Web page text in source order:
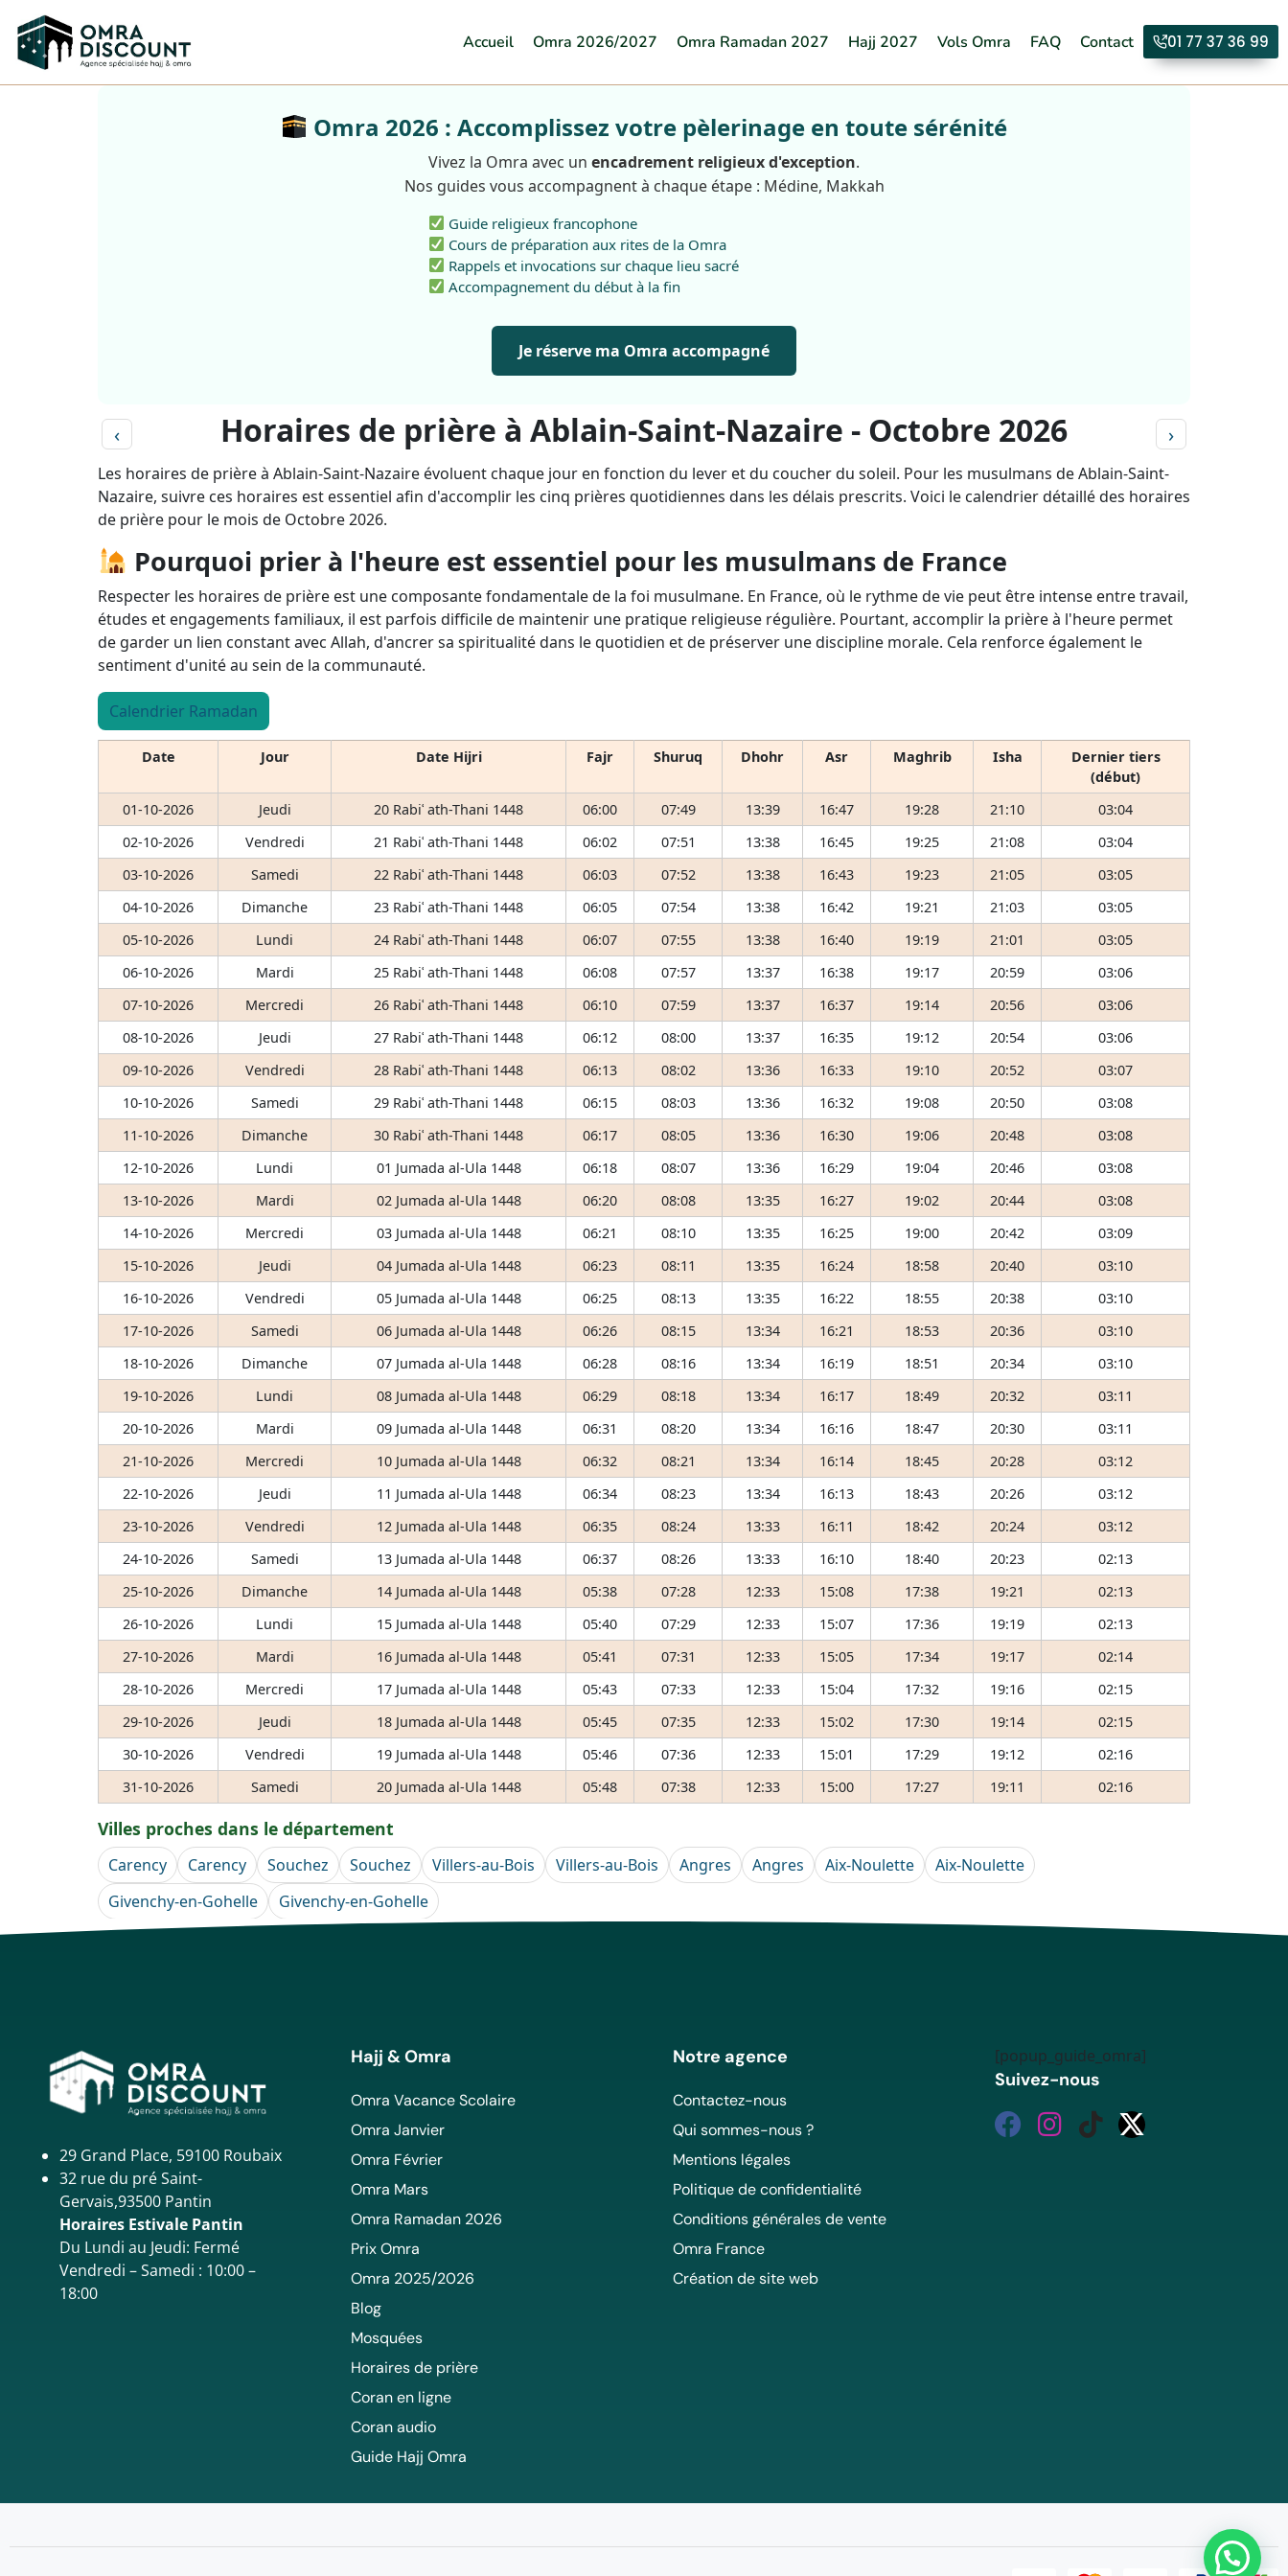
Accueil Omra 2026/2027 Omra Ramadan 2027 Hajj 2027 Vols Omra FAQ Contact 01 77 37 36 99
Omra 2026 : Accomplissez votre pèlerinage en toute sérénité
Vivez la Omra avec un encadrement religieux d'exception.
Nos guides vous accompagnent à chaque étape : Médine, Makkah
Guide religieux francophone
Cours de préparation aux rites de la Omra
Rappels et invocations sur chaque lieu sacré
Accompagnement du début à la fin
Je réserve ma Omra accompagné
‹ Horaires de prière à Ablain-Saint-Nazaire - Octobre 2026 ›
Les horaires de prière à Ablain-Saint-Nazaire évoluent chaque jour en fonction du lever et du coucher du soleil. Pour les musulmans de Ablain-Saint-
Nazaire, suivre ces horaires est essentiel afin d'accomplir les cinq prières quotidiennes dans les délais prescrits. Voici le calendrier détaillé des horaires
de prière pour le mois de Octobre 2026.
Pourquoi prier à l'heure est essentiel pour les musulmans de France
Respecter les horaires de prière est une composante fondamentale de la foi musulmane. En France, où le rythme de vie peut être intense entre travail,
études et engagements familiaux, il est parfois difficile de maintenir une pratique religieuse régulière. Pourtant, accomplir la prière à l'heure permet
de garder un lien constant avec Allah, d'ancrer sa spiritualité dans le quotidien et de préserver une discipline morale. Cela renforce également le
sentiment d'unité au sein de la communauté.
Calendrier Ramadan
Date Jour Date Hijri Fajr Shuruq Dhohr Asr Maghrib Isha
Dernier tiers
(début)
01-10-2026
Jeudi 20 Rabiʿ ath-Thani 1448 06:00 07:49 13:39 16:47 19:28 21:10
03:04
02-10-2026
Vendredi 21 Rabiʿ ath-Thani 1448 06:02 07:51 13:38 16:45 19:25 21:08
03:04
03-10-2026
Samedi 22 Rabiʿ ath-Thani 1448 06:03 07:52 13:38 16:43 19:23 21:05
03:05
04-10-2026
Dimanche 23 Rabiʿ ath-Thani 1448 06:05 07:54 13:38 16:42 19:21 21:03
03:05
05-10-2026
Lundi 24 Rabiʿ ath-Thani 1448 06:07 07:55 13:38 16:40 19:19 21:01
03:05
06-10-2026
Mardi 25 Rabiʿ ath-Thani 1448 06:08 07:57 13:37 16:38 19:17 20:59
03:06
07-10-2026
Mercredi 26 Rabiʿ ath-Thani 1448 06:10 07:59 13:37 16:37 19:14 20:56
03:06
08-10-2026
Jeudi 27 Rabiʿ ath-Thani 1448 06:12 08:00 13:37 16:35 19:12 20:54
03:06
09-10-2026
Vendredi 28 Rabiʿ ath-Thani 1448 06:13 08:02 13:36 16:33 19:10 20:52
03:07
10-10-2026
Samedi 29 Rabiʿ ath-Thani 1448 06:15 08:03 13:36 16:32 19:08 20:50
03:08
11-10-2026
Dimanche 30 Rabiʿ ath-Thani 1448 06:17 08:05 13:36 16:30 19:06 20:48
03:08
12-10-2026
Lundi 01 Jumada al-Ula 1448 06:18 08:07 13:36 16:29 19:04 20:46
03:08
13-10-2026
Mardi 02 Jumada al-Ula 1448 06:20 08:08 13:35 16:27 19:02 20:44
03:08
14-10-2026
Mercredi 03 Jumada al-Ula 1448 06:21 08:10 13:35 16:25 19:00 20:42
03:09
15-10-2026
Jeudi 04 Jumada al-Ula 1448 06:23 08:11 13:35 16:24 18:58 20:40
03:10
16-10-2026
Vendredi 05 Jumada al-Ula 1448 06:25 08:13 13:35 16:22 18:55 20:38
03:10
17-10-2026
Samedi 06 Jumada al-Ula 1448 06:26 08:15 13:34 16:21 18:53 20:36
03:10
18-10-2026
Dimanche 07 Jumada al-Ula 1448 06:28 08:16 13:34 16:19 18:51 20:34
03:10
19-10-2026
Lundi 08 Jumada al-Ula 1448 06:29 08:18 13:34 16:17 18:49 20:32
03:11
20-10-2026
Mardi 09 Jumada al-Ula 1448 06:31 08:20 13:34 16:16 18:47 20:30
03:11
21-10-2026
Mercredi 10 Jumada al-Ula 1448 06:32 08:21 13:34 16:14 18:45 20:28
03:12
22-10-2026
Jeudi 11 Jumada al-Ula 1448 06:34 08:23 13:34 16:13 18:43 20:26
03:12
23-10-2026
Vendredi 12 Jumada al-Ula 1448 06:35 08:24 13:33 16:11 18:42 20:24
03:12
24-10-2026
Samedi 13 Jumada al-Ula 1448 06:37 08:26 13:33 16:10 18:40 20:23
02:13
25-10-2026
Dimanche 14 Jumada al-Ula 1448 05:38 07:28 12:33 15:08 17:38 19:21
02:13
26-10-2026
Lundi 15 Jumada al-Ula 1448 05:40 07:29 12:33 15:07 17:36 19:19
02:13
27-10-2026
Mardi 16 Jumada al-Ula 1448 05:41 07:31 12:33 15:05 17:34 19:17
02:14
28-10-2026
Mercredi 17 Jumada al-Ula 1448 05:43 07:33 12:33 15:04 17:32 19:16
02:15
29-10-2026
Jeudi 18 Jumada al-Ula 1448 05:45 07:35 12:33 15:02 17:30 19:14
02:15
30-10-2026
Vendredi 19 Jumada al-Ula 1448 05:46 07:36 12:33 15:01 17:29 19:12
02:16
31-10-2026
Samedi 20 Jumada al-Ula 1448 05:48 07:38 12:33 15:00 17:27 19:11 02:16
Villes proches dans le département
Carency Carency Souchez Souchez Villers-au-Bois Villers-au-Bois Angres Angres Aix-Noulette
Aix-Noulette
Givenchy-en-Gohelle
Givenchy-en-Gohelle
29 Grand Place, 59100 Roubaix
32 rue du pré Saint-
Gervais,93500 Pantin
Horaires Estivale Pantin
Du Lundi au Jeudi: Fermé
Vendredi – Samedi : 10:00 –
18:00
Hajj & Omra
Omra Vacance Scolaire
Omra Janvier
Omra Février
Omra Mars
Omra Ramadan 2026
Prix Omra
Omra 2025/2026
Blog
Mosquées
Horaires de prière
Coran en ligne
Coran audio
Guide Hajj Omra
Notre agence
Contactez-nous
Qui sommes-nous ?
Mentions légales
Politique de confidentialité
Conditions générales de vente
Omra France
Création de site web
[popup_guide_omra]
Suivez-nous